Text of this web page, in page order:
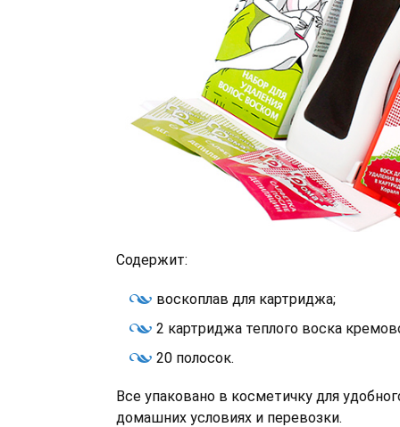
Содержит:
воскоплав для картриджа;
2 картриджа теплого воска
20 полосок.
Все упаковано в косметичку для
домашних условиях и перевозки.